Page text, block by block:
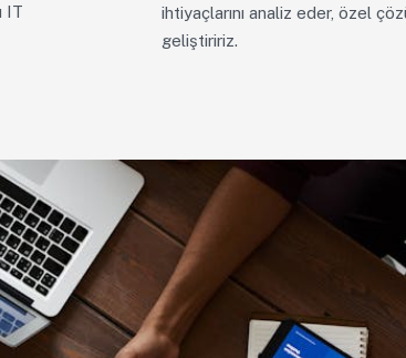
IT
ihtiyaçlarını analiz eder, özel
geliştiririz.